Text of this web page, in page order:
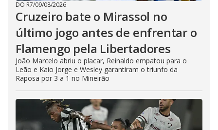
DO R7/09/08/2026
Cruzeiro bate o Mirassol no
último jogo antes de enfrentar o
Flamengo pela Libertadores
João Marcelo abriu o placar, Reinaldo empatou para o
Leão e Kaio Jorge e Wesley garantiram o triunfo da
Raposa por 3 a 1 no Mineirão